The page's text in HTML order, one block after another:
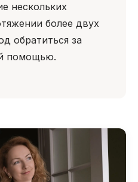
нескольких
более двух
обратиться за
помощью.